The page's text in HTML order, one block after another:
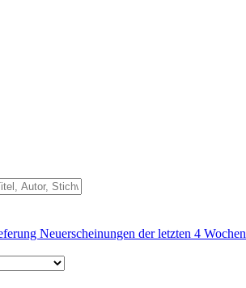
Neuerscheinungen der letzten 4 Wochen